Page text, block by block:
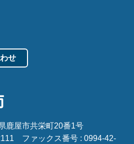
せ
鹿屋市共栄町20番1号
ファックス番号 : 0994-42-